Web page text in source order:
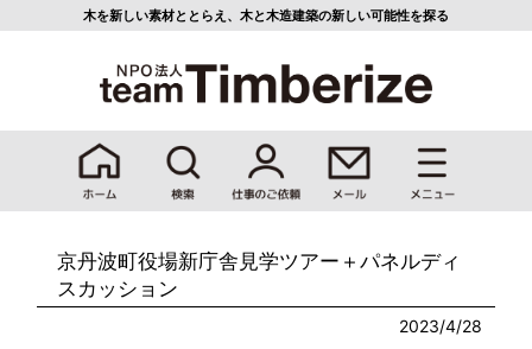
木を新しい素材ととらえ、 木と木造建築の新しい可能性を探る
京丹波町役場新庁舎見学ツアー＋パネルディ
スカッション
2023/4/28